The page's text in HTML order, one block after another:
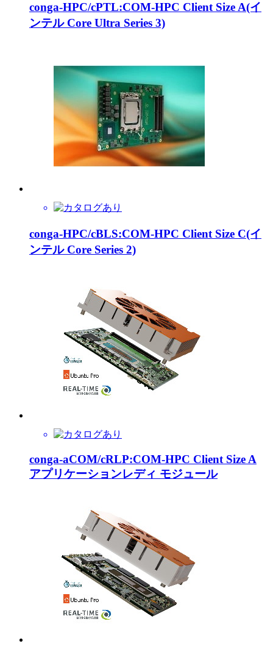
conga-HPC/cPTL:COM-HPC Client Size A(イ
ンテル Core Ultra Series 3)
conga-HPC/cBLS:COM-HPC Client Size C(イ
ンテル Core Series 2)
conga-aCOM/cRLP:COM-HPC Client Size A
アプリケーションレディ モジュール